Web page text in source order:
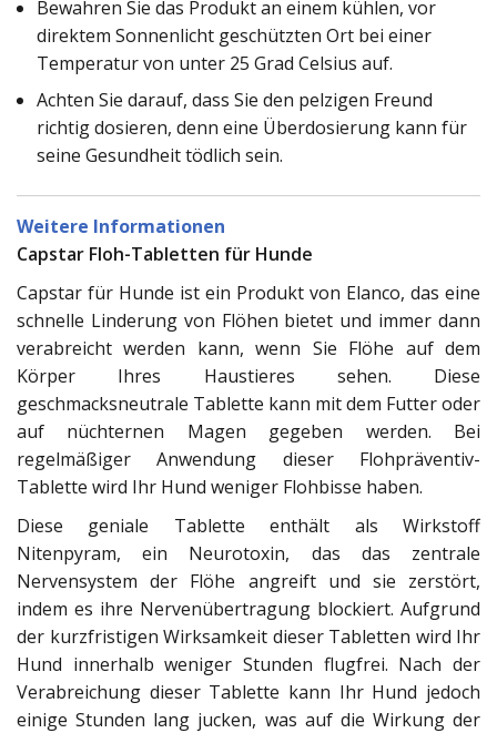
Bewahren Sie das Produkt an einem kühlen, vor
direktem Sonnenlicht geschützten Ort bei einer
Temperatur von unter 25 Grad Celsius auf.
Achten Sie darauf, dass Sie den pelzigen Freund
richtig dosieren, denn eine Überdosierung kann für
seine Gesundheit tödlich sein.
Weitere Informationen
Capstar Floh-Tabletten für Hunde
Capstar für Hunde ist ein Produkt von Elanco, das eine
schnelle Linderung von Flöhen bietet und immer dann
verabreicht werden kann, wenn Sie Flöhe auf dem
Körper Ihres Haustieres sehen. Diese
geschmacksneutrale Tablette kann mit dem Futter oder
auf nüchternen Magen gegeben werden. Bei
regelmäßiger Anwendung dieser Flohpräventiv-
Tablette wird Ihr Hund weniger Flohbisse haben.
Diese geniale Tablette enthält als Wirkstoff
Nitenpyram, ein Neurotoxin, das das zentrale
Nervensystem der Flöhe angreift und sie zerstört,
indem es ihre Nervenübertragung blockiert. Aufgrund
der kurzfristigen Wirksamkeit dieser Tabletten wird Ihr
Hund innerhalb weniger Stunden flugfrei. Nach der
Verabreichung dieser Tablette kann Ihr Hund jedoch
einige Stunden lang jucken, was auf die Wirkung der